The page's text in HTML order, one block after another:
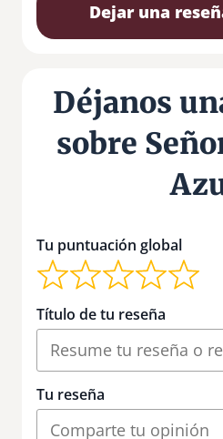
Dejar una
Déjanos
sobre
Tu puntuación global
Título de tu reseña
Tu reseña